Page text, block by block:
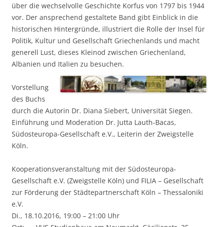
über die wechselvolle Geschichte Korfus von 1797 bis 1944
vor. Der ansprechend gestaltete Band gibt Einblick in die
historischen Hintergründe, illustriert die Rolle der Insel für
Politik, Kultur und Gesellschaft Griechenlands und macht
generell Lust, dieses Kleinod zwischen Griechenland,
Albanien und Italien zu besuchen.
Vorstellung
des Buchs
durch die Autorin Dr. Diana Siebert, Universität Siegen.
Einführung und Moderation Dr. Jutta Lauth-Bacas,
Südosteuropa-Gesellschaft e.V., Leiterin der Zweigstelle
Köln.
Kooperationsveranstaltung mit der Südosteuropa-
Gesellschaft e.V. (Zweigstelle Köln) und FILIA – Gesellschaft
zur Förderung der Städtepartnerschaft Köln – Thessaloniki
e.V.
Di., 18.10.2016, 19:00 – 21:00 Uhr